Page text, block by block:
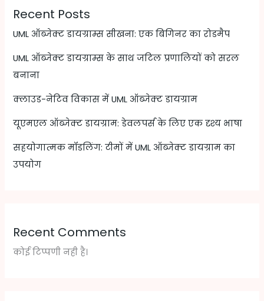
Recent Posts
UML ऑब्जेक्ट डायग्राम्स सीखना: एक बिगिनर का रोडमैप
UML ऑब्जेक्ट डायग्राम्स के साथ जटिल प्रणालियों को सरल
बनाना
क्लाउड-नेटिव विकास में UML ऑब्जेक्ट डायग्राम
यूएमएल ऑब्जेक्ट डायग्राम: डेवलपर्स के लिए एक दृश्य भाषा
सहयोगात्मक मॉडलिंग: टीमों में UML ऑब्जेक्ट डायग्राम का
उपयोग
Recent Comments
कोई टिप्पणी नही है।